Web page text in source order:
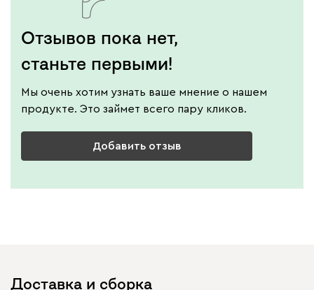
Отзывов пока нет,
станьте первыми!
Мы очень хотим узнать ваше мнение о нашем
продукте. Это займет всего пару кликов.
Добавить отзыв
Доставка и сборка